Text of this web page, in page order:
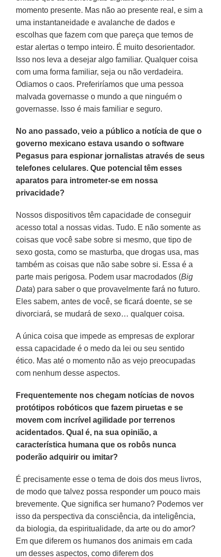
momento presente. Mas não ao presente real, e sim a
uma instantaneidade e avalanche de dados e
escolhas que fazem com que pareça que temos de
estar alertas o tempo inteiro. É muito desorientador.
Isso nos leva a desejar algo familiar. Qualquer coisa
com uma forma familiar, seja ou não verdadeira.
Odiamos o caos. Preferiríamos que uma pessoa
malvada governasse o mundo a que ninguém o
governasse. Isso é mais familiar e seguro.
No ano passado, veio a público a notícia de que o
governo mexicano estava usando o software
Pegasus para espionar jornalistas através de seus
telefones celulares. Que potencial têm esses
aparatos para intrometer-se em nossa
privacidade?
Nossos dispositivos têm capacidade de conseguir
acesso total a nossas vidas. Tudo. E não somente as
coisas que você sabe sobre si mesmo, que tipo de
sexo gosta, como se masturba, que drogas usa, mas
também as coisas que não sabe sobre si. Essa é a
parte mais perigosa. Podem usar macrodados (Big
Data) para saber o que provavelmente fará no futuro.
Eles sabem, antes de você, se ficará doente, se se
divorciará, se mudará de sexo… qualquer coisa.
A única coisa que impede as empresas de explorar
essa capacidade é o medo da lei ou seu sentido
ético. Mas até o momento não as vejo preocupadas
com nenhum desse aspectos.
Frequentemente nos chegam notícias de novos
protótipos robóticos que fazem piruetas e se
movem com incrível agilidade por terrenos
acidentados. Qual é, na sua opinião, a
característica humana que os robôs nunca
poderão adquirir ou imitar?
É precisamente esse o tema de dois dos meus livros,
de modo que talvez possa responder um pouco mais
brevemente. Que significa ser humano? Podemos ver
isso da perspectiva da consciência, da inteligência,
da biologia, da espiritualidade, da arte ou do amor?
Em que diferem os humanos dos animais em cada
um desses aspectos, como diferem dos